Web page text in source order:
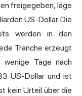
freigegeben, läge
US-Dollar. Die
werden in den
Tranche erzeugt
wenige Tage nach
US-Dollar und ist
kein Urteil über die